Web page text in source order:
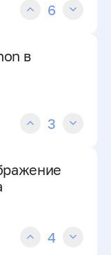
6
в
3
4